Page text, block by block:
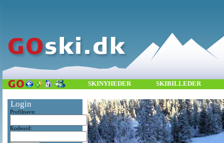
SKINYHEDER SKIBILLEDER
Login
Profilnavn:
Kodeord: